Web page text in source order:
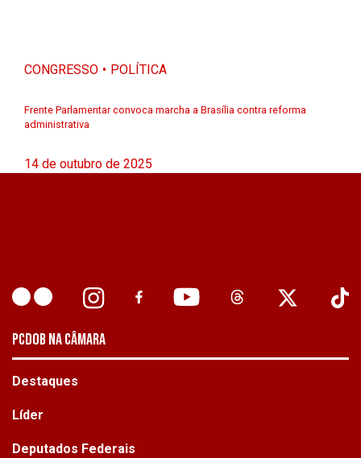
CONGRESSO POLÍTICA
Frente Parlamentar convoca marcha a Brasília contra reforma
administrativa
14 de outubro de 2025
PCDOB NA CÂMARA
Destaques
Líder
Deputados Federais